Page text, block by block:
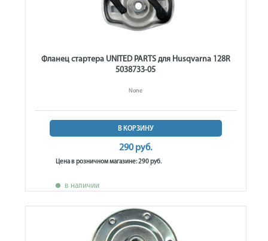
Фланец стартера UNITED PARTS для Husqvarna 128R
5038733-05
None
В КОРЗИНУ
290 руб.
Цена в розничном магазине: 290 руб.
в наличии